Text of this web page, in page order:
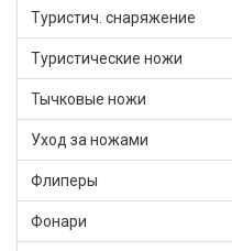
Туристич. снаряжение
Туристические ножи
Тычковые ножи
Уход за ножами
Флиперы
Фонари